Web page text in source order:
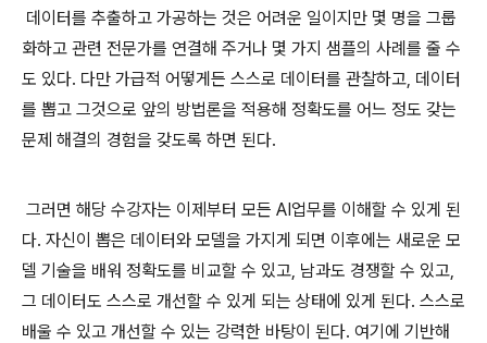
데이터를 추출하고 가공하는 것은 어려운 일이지만 몇 명을 그룹
화하고 관련 전문가를 연결해 주거나 몇 가지 샘플의 사례를 줄 수
도 있다. 다만 가급적 어떻게든 스스로 데이터를 관찰하고, 데이터
를 뽑고 그것으로 앞의 방법론을 적용해 정확도를 어느 정도 갖는
문제 해결의 경험을 갖도록 하면 된다.
그러면 해당 수강자는 이제부터 모든 AI업무를 이해할 수 있게 된
다. 자신이 뽑은 데이터와 모델을 가지게 되면 이후에는 새로운 모
델 기술을 배워 정확도를 비교할 수 있고, 남과도 경쟁할 수 있고,
그 데이터도 스스로 개선할 수 있게 되는 상태에 있게 된다. 스스로
배울 수 있고 개선할 수 있는 강력한 바탕이 된다. 여기에 기반해